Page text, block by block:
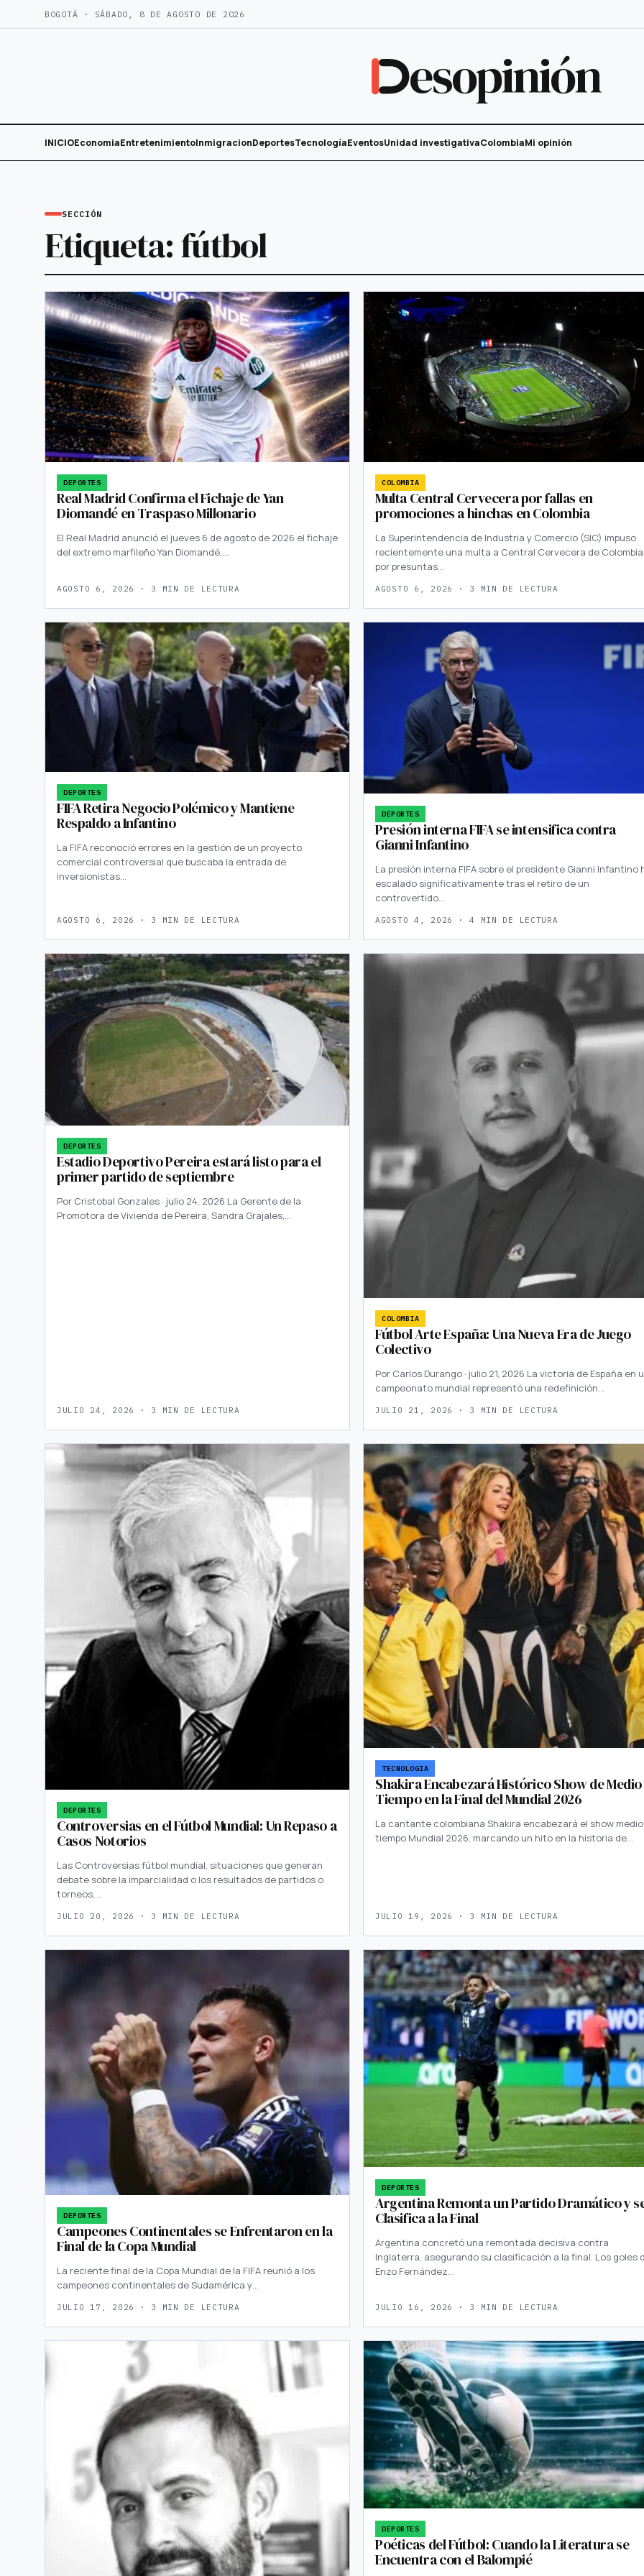
al
BOGOTÁ · SÁBADO, 8 DE AGOSTO DE 2026
esopinión
INICIOEconomiaEntretenimientoInmigracionDeportesTecnologíaEventosUnidad investigativaColombiaMi opinión
SECCIÓN
Etiqueta:fútbol
DEPORTES
Real Madrid Confirma el Fichaje de Yan
Diomandé en Traspaso Millonario
El Real Madrid anunció el jueves 6 de agosto de 2026 el fichaje
del extremo marfileño Yan Diomandé,…
AGOSTO 6, 2026 · 3 MIN DE LECTURA
COLOMBIA
Multa Central Cervecera por fallas en
promociones a hinchas en Colombia
La Superintendencia de Industria y Comercio (SIC) impuso
recientemente una multa a Central Cervecera de Colombia
por presuntas…
AGOSTO 6, 2026 · 3 MIN DE LECTURA
DEPORTES
FIFA Retira Negocio Polémico y Mantiene
Respaldo a Infantino
La FIFA reconoció errores en la gestión de un proyecto
comercial controversial que buscaba la entrada de
inversionistas…
AGOSTO 6, 2026 · 3 MIN DE LECTURA
DEPORTES
Presión interna FIFA se intensifica contra
Gianni Infantino
La presión interna FIFA sobre el presidente Gianni Infantino
escalado significativamente tras el retiro de un
controvertido…
AGOSTO 4, 2026 · 4 MIN DE LECTURA
DEPORTES
Estadio Deportivo Pereira estará listo para el
primer partido de septiembre
Por Cristobal Gonzales · julio 24, 2026 La Gerente de la
Promotora de Vivienda de Pereira, Sandra Grajales,…
JULIO 24, 2026 · 3 MIN DE LECTURA
COLOMBIA
Fútbol Arte España: Una Nueva Era de Juego
Colectivo
Por Carlos Durango · julio 21, 2026 La victoria de España en
campeonato mundial representó una redefinición…
JULIO 21, 2026 · 3 MIN DE LECTURA
DEPORTES
Controversias en el Fútbol Mundial: Un Repaso a
Casos Notorios
Las Controversias fútbol mundial, situaciones que generan
debate sobre la imparcialidad o los resultados de partidos o
torneos,…
JULIO 20, 2026 · 3 MIN DE LECTURA
TECNOLOGIA
Shakira Encabezará Histórico Show de Medio
Tiempo en la Final del Mundial 2026
La cantante colombiana Shakira encabezará el show medio
tiempo Mundial 2026, marcando un hito en la historia de…
JULIO 19, 2026 · 3 MIN DE LECTURA
DEPORTES
Campeones Continentales se Enfrentaron en la
Final de la Copa Mundial
La reciente final de la Copa Mundial de la FIFA reunió a los
campeones continentales de Sudamérica y…
JULIO 17, 2026 · 3 MIN DE LECTURA
DEPORTES
Argentina Remonta un Partido Dramático y
Clasifica a la Final
Argentina concretó una remontada decisiva contra
Inglaterra, asegurando su clasificación a la final. Los goles
Enzo Fernández…
JULIO 16, 2026 · 3 MIN DE LECTURA
DEPORTES
Poéticas del Fútbol: Cuando la Literatura se
Encuentra con el Balompié